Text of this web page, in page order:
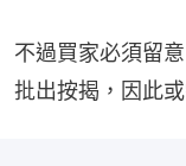
不過買家必須留
批出按揭，因此